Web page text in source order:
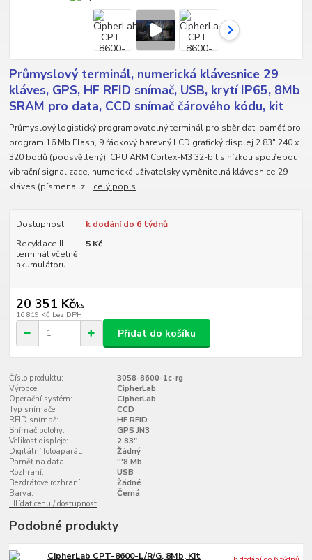
Průmyslový terminál, numerická klávesnice 29
kláves, GPS, HF RFID snímač, USB, krytí IP65, 8Mb
SRAM pro data, CCD snímač čárového kódu, kit
Průmyslový logistický programovatelný terminál pro sběr dat, paměť pro
program 16 Mb Flash, 9 řádkový barevný LCD grafický displej 2.83" 240 x
320 bodů (podsvětlený), CPU ARM Cortex-M3 32-bit s nízkou spotřebou,
vibrační signalizace, numerická uživatelsky vyměnitelná klávesnice 29
kláves (písmena lz... celý popis
Dostupnost
k dodání do 6 týdnů
Recyklace II -
terminál včetně
akumulátoru
5 Kč
20 351 Kč/ks
16 819 Kč bez DPH
Přidat do košíku
Číslo produktu:
3058-8600-1c-rg
Výrobce:
CipherLab
Operační systém:
CipherLab
Typ snímače:
CCD
RFID snímač:
HF RFID
Snímač polohy:
GPS JN3
Velikost displeje:
2.83"
Digitální fotoaparát:
Žádný
Paměť na data:
'''8 Mb
Rozhraní:
USB
Bezdrátové rozhraní:
Žádné
Barva:
Černá
Hlídat cenu / dostupnost
Podobné produkty
CipherLab CPT-8600-L/R/G, 8Mb, Kit